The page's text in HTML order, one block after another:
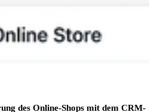
des Online-Shops mit dem CRM-